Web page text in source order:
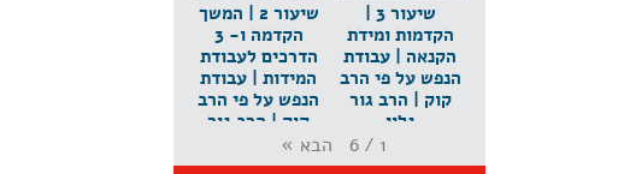
שיעור 2 | המשך
הקדמה ו- 3
הדרכים לעבודת
המידות | עבודת
הנפש על פי הרב
קוק | הרב גור
הקדמות ומידת
הקנאה | עבודת
הנפש על פי הרב
קוק | הרב גור
גלון
1
/
6 הבא »